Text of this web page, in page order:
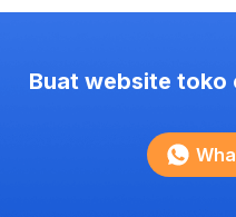
Buat website toko